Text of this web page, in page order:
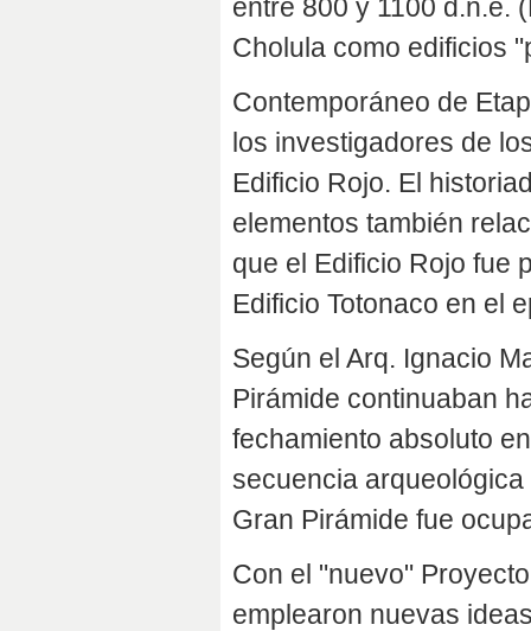
entre 800 y 1100 d.n.e.
Cholula como edificios
Contemporáneo de
los investigadores de
Edificio Rojo. El
elementos también
que el Edificio Rojo fue
Edificio Totonaco en el
Según el Arq. Ignacio
Pirámide continuaban
fechamiento absoluto
secuencia
Gran Pirámide fue
Con el "nuevo"
emplearon nuevas